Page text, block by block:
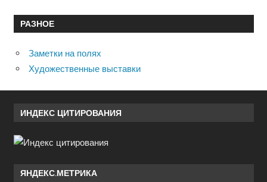
РАЗНОЕ
Заметки на полях
Художественные выставки
ИНДЕКС ЦИТИРОВАНИЯ
ЯНДЕКС.МЕТРИКА